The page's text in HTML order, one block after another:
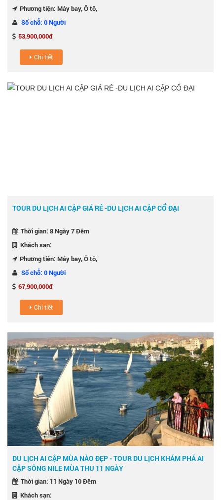
Phương tiện: Máy bay, Ô tô,
Số chỗ: 0 Người
53,900,000đ
Chi tiết
TOUR DU LỊCH AI CẬP GIÁ RẺ -DU LỊCH AI CẬP CỔ ĐẠI
Thời gian: 8 Ngày 7 Đêm
Khách sạn:
Phương tiện: Máy bay, Ô tô,
Số chỗ: 0 Người
67,900,000đ
Chi tiết
DU LỊCH AI CẬP MÙA NÀO ĐẸP - TOUR DU LỊCH KHÁM PHÁ AI
CẬP SÔNG NILE MÙA THU 11 NGÀY
Thời gian: 11 Ngày 10 Đêm
Khách sạn: